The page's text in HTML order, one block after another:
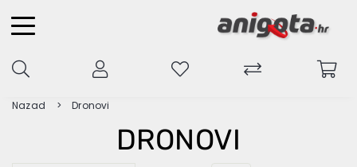
Nazad Dronovi
DRONOVI